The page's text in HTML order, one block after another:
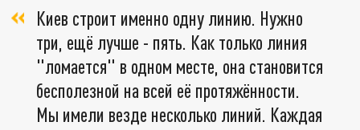
Киев строит именно одну линию. Нужно
три, ещё лучше - пять. Как только линия
"ломается" в одном месте, она становится
бесполезной на всей её протяжённости.
Мы имели везде несколько линий. Каждая